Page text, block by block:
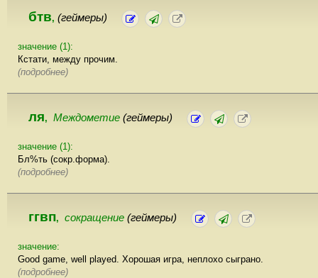
бтв, (геймеры)
значение (1):
Кстати, между прочим.
(подробнее)
ля, Междометие (геймеры)
значение (1):
Бл%ть (сокр.форма).
(подробнее)
ггвп, сокращение (геймеры)
значение:
Good game, well played. Хорошая игра, неплохо сыграно.
(подробнее)